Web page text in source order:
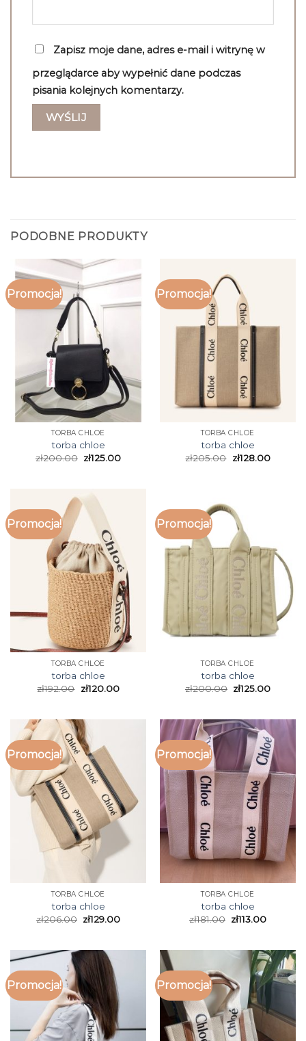
Zapisz moje dane, adres e-mail i witrynę w
przeglądarce aby wypełnić dane podczas
pisania kolejnych komentarzy.
PODOBNE PRODUKTY
Promocja!
TORBA CHLOE
torba chloe
zł200.00 zł125.00
Promocja!
TORBA CHLOE
torba chloe
zł205.00 zł128.00
Promocja!
TORBA CHLOE
torba chloe
zł192.00 zł120.00
Promocja!
TORBA CHLOE
torba chloe
zł200.00 zł125.00
Promocja!
TORBA CHLOE
torba chloe
zł206.00 zł129.00
Promocja!
TORBA CHLOE
torba chloe
zł181.00 zł113.00
Promocja! Promocja!